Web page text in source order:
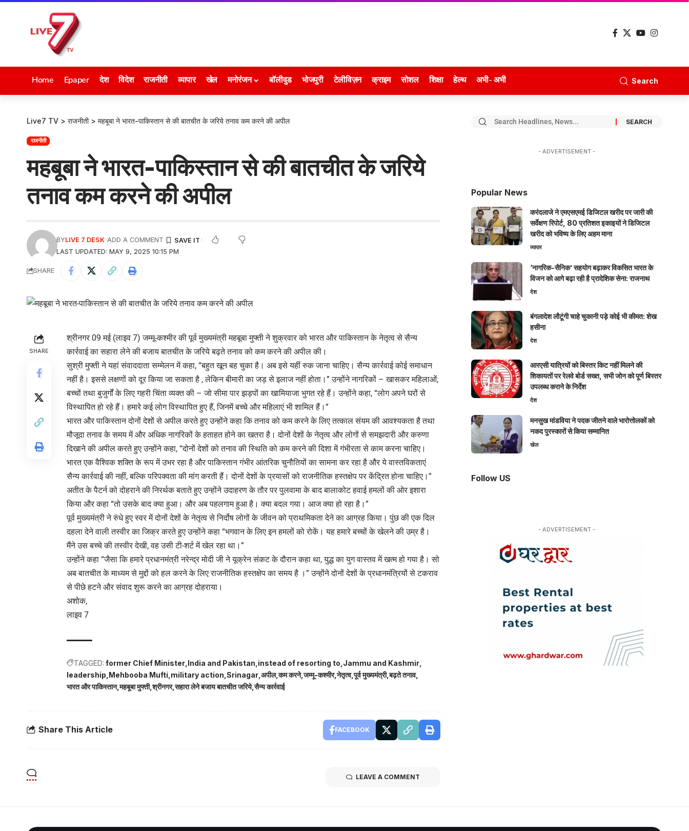
Home Epaper देश विदेश राजनीती व्यापार खेल मनोरंजन बॉलीवुड भोजपुरी टेलीविज़न क्राइम सोशल शिक्षा हेल्थ अभी- अभी Search
Live7 TV > राजनीती> महबूबा ने भारत-पाकिस्तान से की बातचीत के जरिये तनाव कम करने की अपील
राजनीती
महबूबा ने भारत-पाकिस्तान से की बातचीत के जरिये
तनाव कम करने की अपील
LAST UPDATED: MAY 9, 2025 10:15 PM
BYLIVE 7 DESK ADD A COMMENT
SHARE
SHARE
श्रीनगर 09 मई (लाइव 7) जम्मू-कश्मीर की पूर्व मुख्यमंत्री महबूबा मुफ्ती ने शुक्रवार को भारत और पाकिस्तान के नेतृत्व से सैन्य
कार्रवाई का सहारा लेने की बजाय बातचीत के जरिये बढ़ते तनाव को कम करने की अपील की।
सुश्री मुफ्ती ने यहां संवाददाता सम्मेलन में कहा, “बहुत खून बह चुका है। अब इसे यहीं रुक जाना चाहिए। सैन्य कार्रवाई कोई समाधान
नहीं है। इससे लक्षणों को दूर किया जा सकता है , लेकिन बीमारी का जड़ से इलाज नहीं होता।” उन्होंने नागरिकों – खासकर महिलाओं,
बच्चों तथा बुजुर्गों के लिए गहरी चिंता व्यक्त की – जो सीमा पार झड़पों का खामियाजा भुगत रहे हैं। उन्होंने कहा, “लोग अपने घरों से
विस्थापित हो रहे हैं। हमारे कई लोग विस्थापित हुए हैं, जिनमें बच्चे और महिलाएं भी शामिल हैं।”
भारत और पाकिस्तान दोनों देशों से अपील करते हुए उन्होंने कहा कि तनाव को कम करने के लिए तत्काल संयम की आवश्यकता है तथा
मौजूदा तनाव के समय में और अधिक नागरिकों के हताहत होने का खतरा है। दोनों देशों के नेतृत्व और लोगों से समझदारी और करुणा
दिखाने की अपील करते हुए उन्होंने कहा, “दोनों देशों को तनाव की स्थिति को कम करने की दिशा में गंभीरता से काम करना चाहिए।
भारत एक वैश्विक शक्ति के रूप में उभर रहा है और पाकिस्तान गंभीर आंतरिक चुनौतियों का सामना कर रहा है और ये वास्तविकताएं
सैन्य कार्रवाई की नहीं, बल्कि परिपक्वता की मांग करती हैं। दोनों देशों के प्रयासों को राजनीतिक हस्तक्षेप पर केंद्रित होना चाहिए।”
अतीत के पैटर्न को दोहराने की निरर्थक बताते हुए उन्होंने उदाहरण के तौर पर पुलवामा के बाद बालाकोट हवाई हमलों की ओर इशारा
किया और कहा “तो उसके बाद क्या हुआ। और अब पहलगाम हुआ है। क्या बदल गया। आज क्या हो रहा है।”
पूर्व मुख्यमंत्री ने रुंधे हुए स्वर में दोनों देशों के नेतृत्व से निर्दोष लोगों के जीवन को प्राथमिकता देने का आग्रह किया। पुंछ की एक दिल
दहला देने वाली तस्वीर का जिक्र करते हुए उन्होंने कहा “भगवान के लिए इन हमलों को रोकें। यह हमारे बच्चों के खेलने की उम्र है।
मैंने उस बच्चे की तस्वीर देखी, वह उसी टी-शर्ट में खेल रहा था।”
उन्होंने कहा “जैसा कि हमारे प्रधानमंत्री नरेन्द्र मोदी जी ने यूक्रेन संकट के दौरान कहा था, युद्ध का युग वास्तव में खत्म हो गया है। सो
अब बातचीत के माध्यम से मुद्दों को हल करने के लिए राजनीतिक हस्तक्षेप का समय है ।” उन्होंने दोनों देशों के प्रधानमंत्रियों से टकराव
से पीछे हटने और संवाद शुरू करने का आग्रह दोहराया।
अशोक,
लाइव 7
TAGGED: former Chief Minister India and Pakistan instead of resorting to Jammu and Kashmir
leadership Mehbooba Mufti military action Srinagar अपील कम करने जम्मू-कश्मीर नेतृत्व पूर्व मुख्यमंत्री बढ़ते तनाव
भारत और पाकिस्तान महबूबा मुफ्ती श्रीनगर सहारा लेने बजाय बातचीत जरिये सैन्य कार्रवाई
Share This Article FACEBOOK
LEAVE A COMMENT
- ADVERTISEMENT -
Popular News
करंदलाजे ने एमएसएमई डिजिटल खरीद पर जारी की
सर्वेक्षण रिपोर्ट, 80 प्रतिशत इकाइयों ने डिजिटल
खरीद को भविष्य के लिए अहम माना
व्यापार
‘नागरिक-सैनिक’ सहयोग बढ़ाकर विकसित भारत के
विजन को आगे बढ़ा रही है प्रादेशिक सेना: राजनाथ
देश
बंगलादेश लौटूंगी चाहे चुकानी पड़े कोई भी कीमत: शेख
हसीना
देश
आरएसी यात्रियों को बिस्तर किट नहीं मिलने की
शिकायतों पर रेलवे बोर्ड सख्त, सभी जोन को पूर्ण बिस्तर
उपलब्ध कराने के निर्देश
देश
मनसुख मांडविया ने पदक जीतने वाले भारोत्तोलकों को
नकद पुरस्कारों से किया सम्मानित
खेल
Follow US
- ADVERTISEMENT -